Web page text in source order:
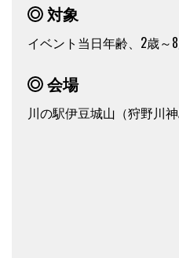
対象
イベント当日年齢、2歳～
会場
川の駅伊豆城山（狩野川神